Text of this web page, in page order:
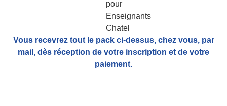
Vous recevrez tout le pack ci-dessus, chez vous, par
mail, dès réception de votre inscription et de votre
paiement.